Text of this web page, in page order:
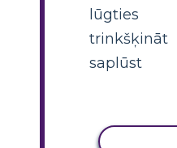
lūgties
trinkšķināt
saplūst